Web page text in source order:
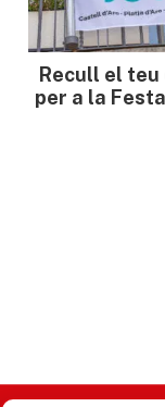
Recull el teu
per a la